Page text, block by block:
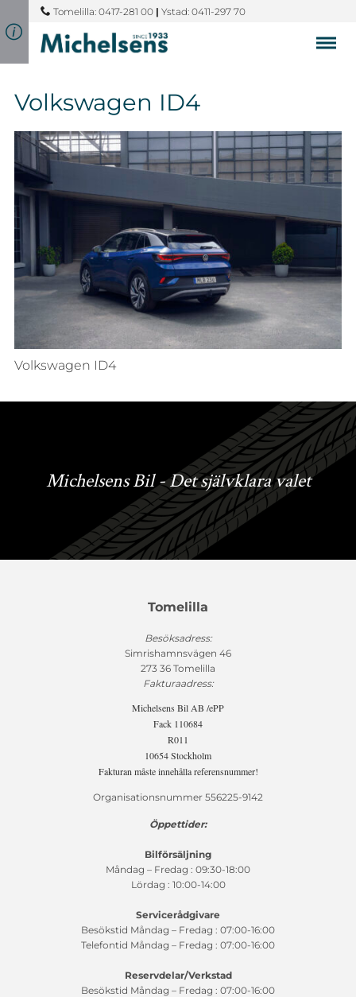
Tomelilla: 0417-281 00 | Ystad: 0411-297 70
Volkswagen ID4
Volkswagen ID4
Michelsens Bil - Det självklara valet
Tomelilla
Besöksadress:
Simrishamnsvägen 46
273 36 Tomelilla
Fakturaadress:
Michelsens Bil AB /ePP
Fack 110684
R011
10654 Stockholm
Fakturan måste innehålla referensnummer!
Organisationsnummer 556225-9142
Öppettider:
Bilförsäljning
Måndag – Fredag : 09:30-18:00
Lördag : 10:00-14:00
Servicerådgivare
Besökstid Måndag – Fredag : 07:00-16:00
Telefontid Måndag – Fredag : 07:00-16:00
Reservdelar/Verkstad
Besökstid Måndag – Fredag : 07:00-16:00